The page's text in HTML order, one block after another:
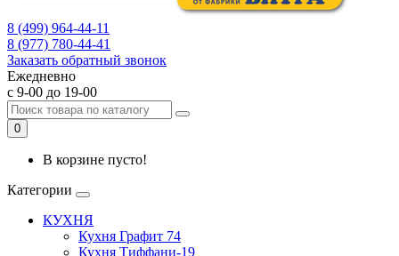
8 (499) 964-44-11
8 (977) 780-44-41
Заказать обратный звонок
Ежедневно
с 9-00 до 19-00
0
В корзине пусто!
Категории
КУХНЯ
Кухня Графит 74
Кухня Тиффани-19